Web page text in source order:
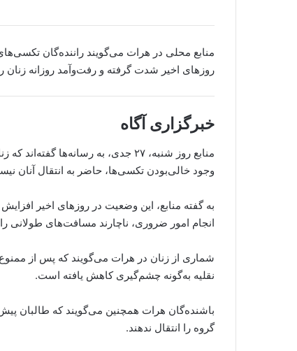
منابع محلی در هرات می‌گویند راننده‌گان
روزهای اخیر شدت گرفته و رفت‌وآمد روزانه
خبرگزاری آگاه
منابع روز شنبه، ۲۷ جدی، به
وجود خالی‌بودن تکسی‌ها، حاضر به انتقال آنان
به گفته منابع، این وضعیت در روزهای اخیر
انجام امور ضروری، ناچارند مسافت‌های طولانی
شماری از زنان در هرات می‌گویند که پس از
نقلیه به‌گونه چشم‌گیری کاهش یافته است.
باشنده‌گان هرات همچنین می‌گویند که طالبان
گروه را انتقال ندهند.